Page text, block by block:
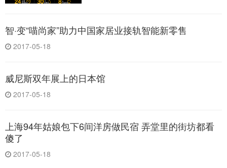
智·变“喵尚家”助力中国家居业接轨智能新零售
2017-05-18
威尼斯双年展上的日本馆
2017-05-18
上海94年姑娘包下6间洋房做民宿 弄堂里的街坊都看
傻了
2017-05-18